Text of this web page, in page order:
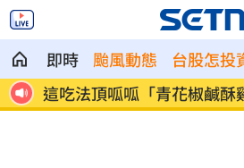
即時 颱風動態 台股怎投
鎮
這吃法頂呱呱「青花椒鹹酥
賣